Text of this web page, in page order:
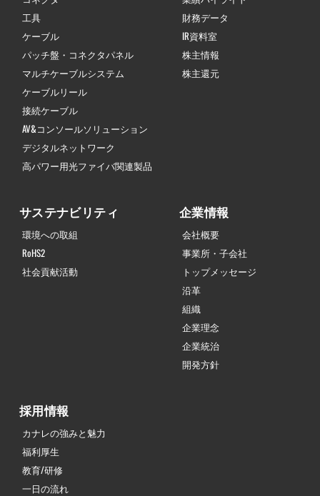
工具
ケーブル
パッチ盤・コネクタパネル
マルチケーブルシステム
ケーブルリール
接続ケーブル
AV&コンソールソリューション
デジタルネットワーク
高パワー用光ファイバ関連製品
財務データ
IR資料室
株主情報
株主還元
サステナビリティ
環境への取組
RoHS2
社会貢献活動
企業情報
会社概要
事業所・子会社
トップメッセージ
沿革
組織
企業理念
企業統治
開発方針
採用情報
カナレの強みと魅力
福利厚生
教育/研修
一日の流れ